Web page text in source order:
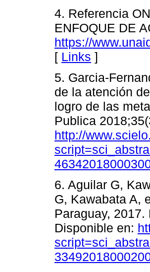
4. Referencia
ENFOQUE DE
https://
[ Links ]
5. Garcia-
de la atención
logro de las
Publica
http://
6. Aguilar G,
G, Kawabata A,
Paraguay,
Disponible en: